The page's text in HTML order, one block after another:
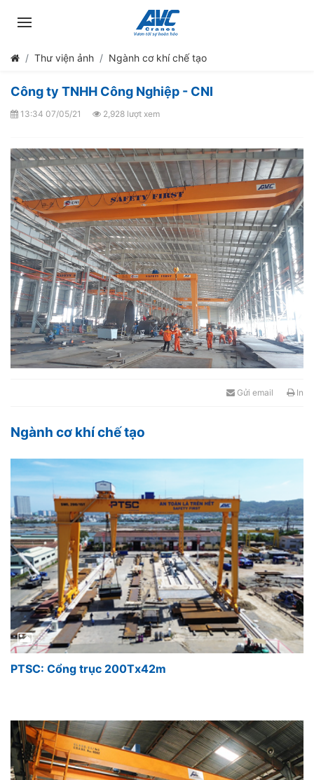
Thư viện ảnh Ngành cơ khí chế tạo
Công ty TNHH Công Nghiệp - CNI
13:34 07/05/21 2,928 lượt xem
Gửi email In
Ngành cơ khí chế tạo
PTSC: Cổng trục 200Tx42m